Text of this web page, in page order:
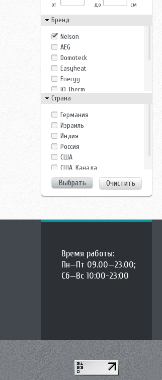
от до см
Бренд
Nelson
AEG
Domoteck
Easyheat
Energy
IQ Therm
Siemens
Silicord
Stiebel Eltron
Thermopads
Теплолюкс
Страна
Германия
Израиль
Индия
Россия
США
США, Канада
Франция
Очистить
Время работы:
Пн—Пт 09.00—23.00;
Сб—Вс 10:00-23:00